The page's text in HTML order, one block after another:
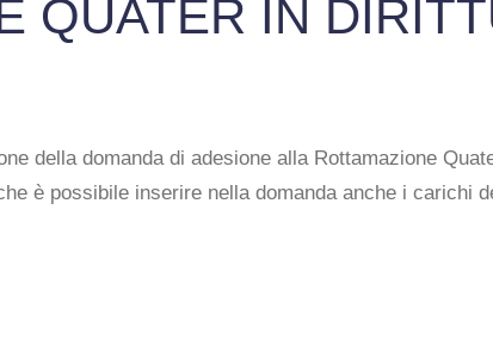
QUATER IN
della domanda di adesione alla Rottamazione
è possibile inserire nella domanda anche i carichi